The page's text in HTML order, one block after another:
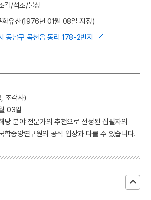
각/석조/불상
화유산(1976년 01월 08일 지정)
동남구 목천읍 동리 178-2번지
조각사)
03일
당 분야 전문가의 추천으로 선정된 집필자의
학중앙연구원의 공식 입장과 다를 수 있습니다.